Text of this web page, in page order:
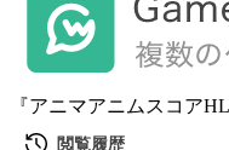
『アニマアニムスコア